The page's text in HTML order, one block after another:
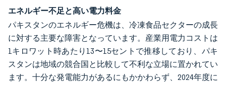
エネルギー不足と高い電力料金
パキスタンのエネルギー危機は、冷凍食品セクターの成長
に対する主要な障害となっています。産業用電力コストは
1キロワット時あたり13〜15セントで推移しており、パキ
スタンは地域の競合国と比較して不利な立場に置かれてい
ます。十分な発電能力があるにもかかわらず、2024年度に